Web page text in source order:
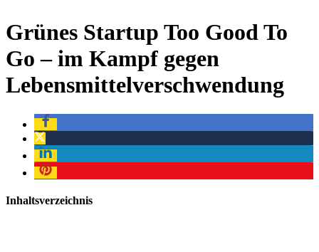
Grünes Startup Too Good To
Go – im Kampf gegen
Lebensmittelverschwendung
Inhaltsverzeichnis